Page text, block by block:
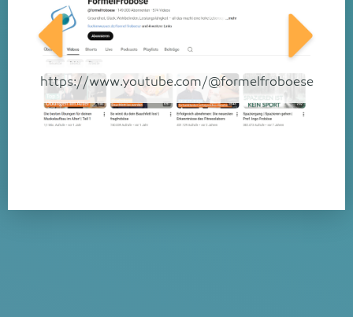
https://www.youtube.com/@formelfroboese